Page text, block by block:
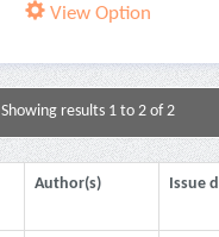
View Option
Showing results 1 to 2 of 2
Author(s) Issue